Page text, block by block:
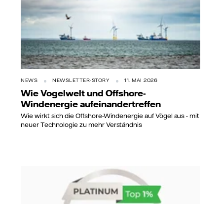
NEWS NEWSLETTER-STORY 11. MAI 2026
Wie Vogelwelt und Offshore-
Windenergie aufeinandertreffen
Wie wirkt sich die Offshore-Windenergie auf Vögel aus - mit
neuer Technologie zu mehr Verständnis